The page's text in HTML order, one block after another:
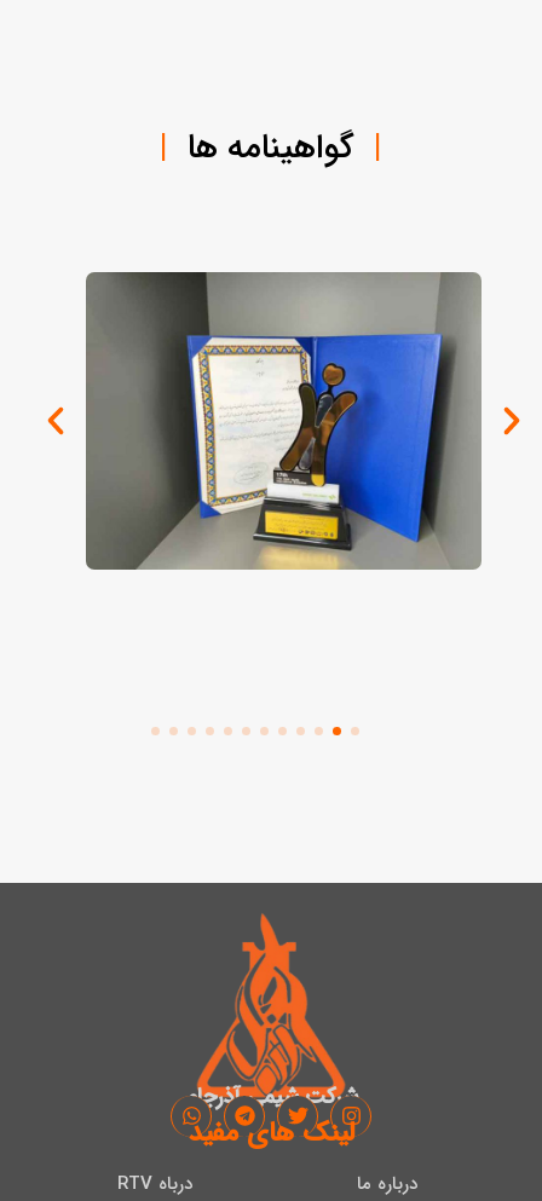
| گواهینامه ها |
شرکت شیمی آذرجام
لینک های مفید
درباره ما درباه RTV